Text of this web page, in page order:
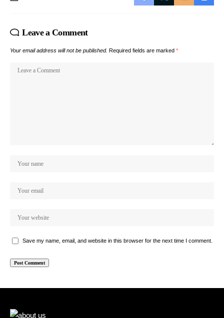
Leave a Comment
Your email address will not be published. Required fields are marked *
Save my name, email, and website in this browser for the next time I comment.